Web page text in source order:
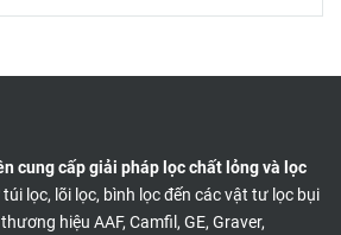
cung cấp giải pháp lọc chất lỏng và lọc
lọc, lõi lọc, bình lọc đến các vật tư lọc bụi
hiệu AAF, Camfil, GE, Graver,